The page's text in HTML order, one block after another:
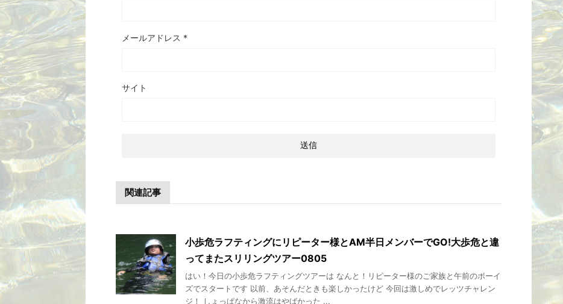
メールアドレス *
サイト
関連記事
小歩危ラフティングにリピーター様とAM半日メンバーでGO!大歩危と違
ってまたスリリングツアー0805
はい！今日の小歩危ラフティングツアーは なんと！リピーター様のご家族と午前のボーイ
ズでスタートです 以前、あそんだときも楽しかったけど 今回は激しめでレッツチャレン
ジ！ しょっぱなから激流はやばかった ...